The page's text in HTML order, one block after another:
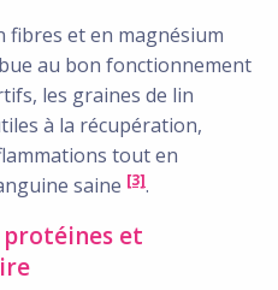
fibres et en magnésium
au bon fonctionnement
les graines de lin
à la récupération,
tout en
saine [3].
protéines et